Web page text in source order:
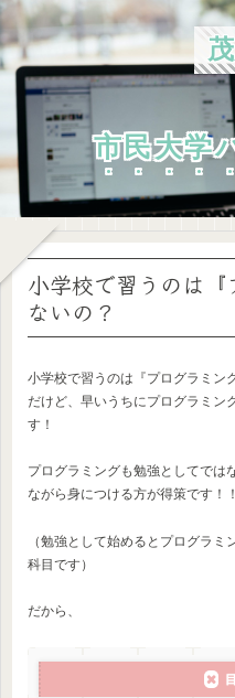
市民大学
小学校で習うのは
ないの？
小学校で習うのは『プログラミン
だけど、早いうちにプログラミン
す！
プログラミングも勉強としてでは
ながら身につける方が得策です！！
（勉強として始めるとプログラ
科目です）
だから、